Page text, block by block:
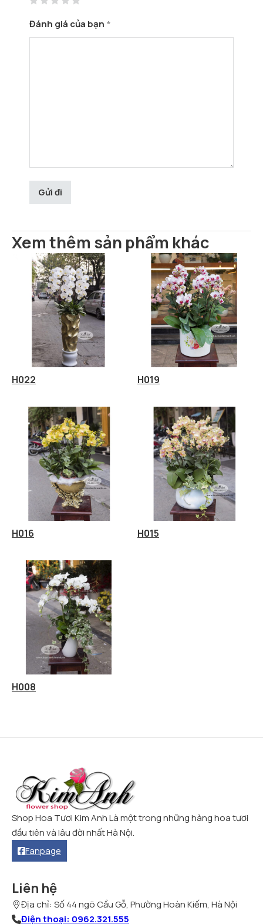
Đánh giá của bạn *
Xem thêm sản phẩm khác
H022 H019
H016 H015
H008
Shop Hoa Tươi Kim Anh Là một trong những hàng hoa tươi
đầu tiên và lâu đời nhất Hà Nội.
Fanpage
Liên hệ
Địa chỉ: Số 44 ngõ Cầu Gỗ, Phường Hoàn Kiếm, Hà Nội
Điện thoại: 0962.321.555